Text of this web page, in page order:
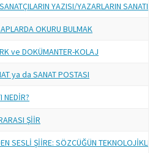
YAZISI/YAZARLARIN SANATI
OKURU BULMAK
ve DOKÜMANTER-KOLAJ
ya da SANAT POSTASI
NEDİR?
ŞİİR
SESLİ ŞİİRE: SÖZCÜĞÜN